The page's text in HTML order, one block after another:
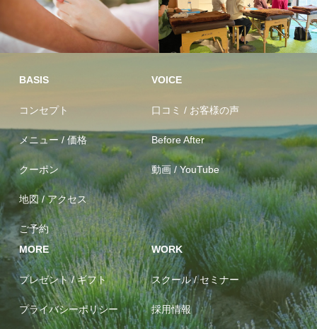
足つぼ リラ
プロ向けセ
BASIS
コンセプト
メニュー / 価格
クーポン
地図 / アクセス
ご予約
VOICE
口コミ / お客様の声
Before After
動画 / YouTube
MORE
プレゼント / ギフト
プライバシーポリシー
WORK
スクール / セミナー
採用情報